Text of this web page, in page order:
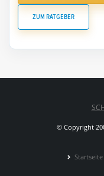
ZUM RATGEBER
© Copyright
Startseite